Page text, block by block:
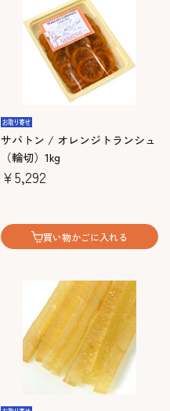
サバトン / オレンジトランシュ
（輪切）1kg
￥5,292
買い物かごに入れる